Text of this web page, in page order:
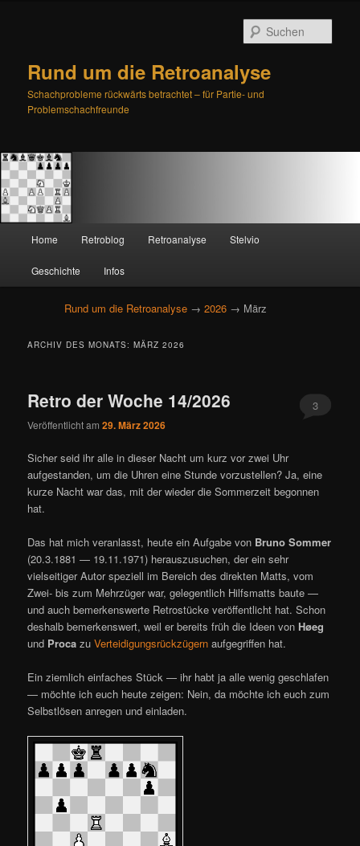
Rund um die Retroanalyse
Schachprobleme rückwärts betrachtet – für Partie- und
Problemschachfreunde
Zum
primären
Inhalt
springen
Zum
sekundären
Inhalt
springen
Home Retroblog Retroanalyse Stelvio
Geschichte Infos
Rund um die Retroanalyse → 2026 → März
ARCHIV DES MONATS:MÄRZ 2026
Retro der Woche 14/2026
Veröffentlicht am29. März 2026
3
Sicher seid ihr alle in dieser Nacht um kurz vor zwei Uhr
aufgestanden, um die Uhren eine Stunde vorzustellen? Ja, eine
kurze Nacht war das, mit der wieder die Sommerzeit begonnen
hat.
Das hat mich veranlasst, heute ein Aufgabe von Bruno Sommer
(20.3.1881 — 19.11.1971) herauszusuchen, der ein sehr
vielseitiger Autor speziell im Bereich des direkten Matts, vom
Zwei- bis zum Mehrzüger war, gelegentlich Hilfsmatts baute —
und auch bemerkenswerte Retrostücke veröffentlicht hat. Schon
deshalb bemerkenswert, weil er bereits früh die Ideen von Høeg
und Proca zuVerteidigungsrückzügern aufgegriffen hat.
Ein ziemlich einfaches Stück — ihr habt ja alle wenig geschlafen
— möchte ich euch heute zeigen: Nein, da möchte ich euch zum
Selbstlösen anregen und einladen.